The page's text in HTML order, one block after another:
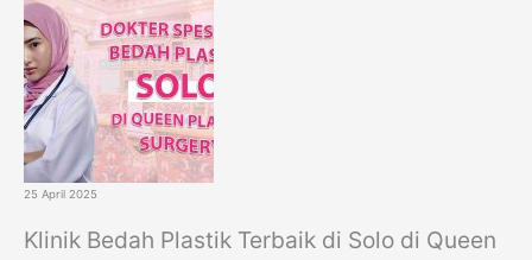
25 April 2025
Klinik Bedah Plastik Terbaik di Solo di Queen